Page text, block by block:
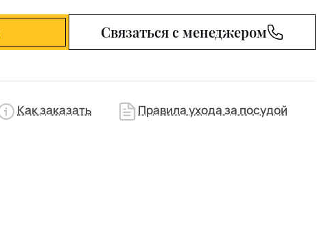
Связаться с менеджером
Как заказать Правила ухода за посудой